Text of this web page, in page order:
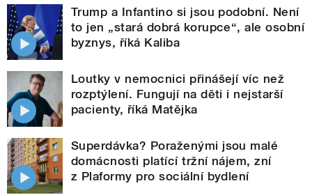
Trump a Infantino si jsou podobní. Není
to jen „stará dobrá korupce“, ale osobní
byznys, říká Kaliba
Loutky v nemocnici přinášejí víc než
rozptýlení. Fungují na děti i nejstarší
pacienty, říká Matějka
Superdávka? Poraženými jsou malé
domácnosti platící tržní nájem, zní
z Plaformy pro sociální bydlení